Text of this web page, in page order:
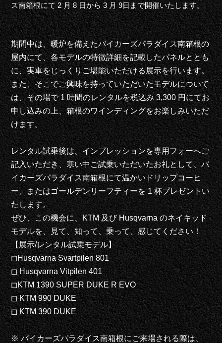
ス南箱根にて 2 月 8 日から 3 月 9日まで開催いたします。
期間中は、暖炉を備えたバイカーズパラダイス南箱根の
屋内にて、各モデルの特徴詳細を記載したパネルととも
に、実車をじっくりご堪能いただける展示を行います。
また、そこでご興味を持っていただいたモデルについて
は、その場で 1 時間のレンタルを税込み 3,300 円にてお
申し込みの上、箱根のワインディングをお楽しみいただ
けます。
レンタル試乗後は、インプレッションを専用フォーへご
記入いただき、寒い中ご試乗いただいたお礼として、バ
イカーズパラダイス南箱根にて温かいドリップコーヒ
ー、またはゴールデンリーフティーを 1 杯プレゼントい
たします。
ぜひ、この機会に、KTM 及び Husqvarna のネイキッド
モデルを、見て、知って、乗って、感じてください！
【展示/レンタル試乗モデル】
◻︎Husqvarna Svartpilen 801
◻︎ Husqvarna Vitpilen 401
◻︎KTM 1390 SUPER DUKE R EVO
◻︎ KTM 990 DUKE
◻︎ KTM 390 DUKE
※ バイカーズパラダイス南箱根にご来場される際は、